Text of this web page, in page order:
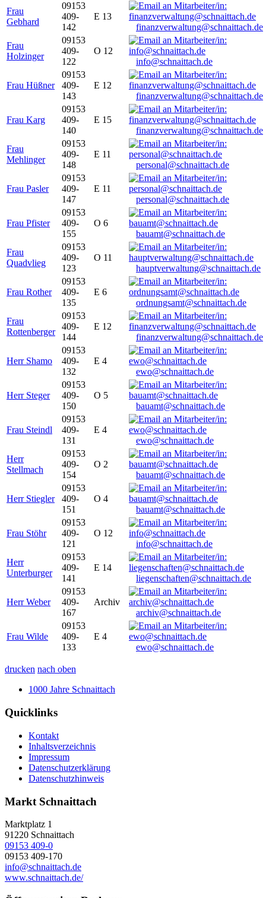
Frau
Gebhard
09153
409-
142
E 13
finanzverwaltung@schnaittach.de
Frau
Holzinger
09153
409-
122
O 12
info@schnaittach.de
Frau Hüßner
09153
409-
143
E 12
finanzverwaltung@schnaittach.de
Frau Karg
09153
409-
140
E 15
finanzverwaltung@schnaittach.de
Frau
Mehlinger
09153
409-
148
E 11
personal@schnaittach.de
Frau Pasler
09153
409-
147
E 11
personal@schnaittach.de
Frau Pfister
09153
409-
155
O 6
bauamt@schnaittach.de
Frau
Quadvlieg
09153
409-
123
O 11
hauptverwaltung@schnaittach.de
Frau Rother
09153
409-
135
E 6
ordnungsamt@schnaittach.de
Frau
Rottenberger
09153
409-
144
E 12
finanzverwaltung@schnaittach.de
Herr Shamo
09153
409-
132
E 4
ewo@schnaittach.de
Herr Steger
09153
409-
150
O 5
bauamt@schnaittach.de
Frau Steindl
09153
409-
131
E 4
ewo@schnaittach.de
Herr
Stellmach
09153
409-
154
O 2
bauamt@schnaittach.de
Herr Stiegler
09153
409-
151
O 4
bauamt@schnaittach.de
Frau Stöhr
09153
409-
121
O 12
info@schnaittach.de
Herr
Unterburger
09153
409-
141
E 14
liegenschaften@schnaittach.de
Herr Weber
09153
409-
167
Archiv
archiv@schnaittach.de
Frau Wilde
09153
409-
133
E 4
ewo@schnaittach.de
drucken nach oben
1000 Jahre Schnaittach
Quicklinks
Kontakt
Inhaltsverzeichnis
Impressum
Datenschutzerklärung
Datenschutzhinweis
Markt Schnaittach
Marktplatz 1
91220 Schnaittach
09153 409-0
09153 409-170
info@schnaittach.de
www.schnaittach.de/